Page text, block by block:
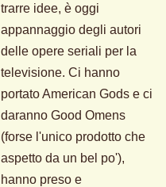
trarre idee, è oggi
appannaggio degli autori
delle opere seriali per la
televisione. Ci hanno
portato American Gods e ci
daranno Good Omens
(forse l'unico prodotto che
aspetto da un bel po'),
hanno preso e